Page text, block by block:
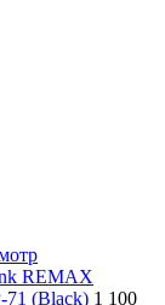
REMAX
71 (Black) 1 100